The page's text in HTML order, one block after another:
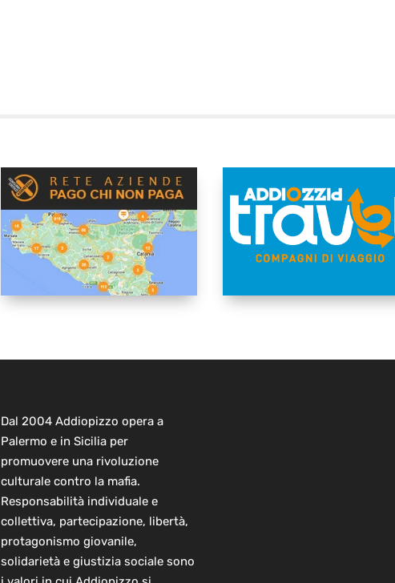
Dal 2004 Addiopizzo opera a
Palermo e in Sicilia per
promuovere una rivoluzione
culturale contro la mafia.
Responsabilità individuale e
collettiva, partecipazione, libertà,
protagonismo giovanile,
solidarietà e giustizia sociale sono